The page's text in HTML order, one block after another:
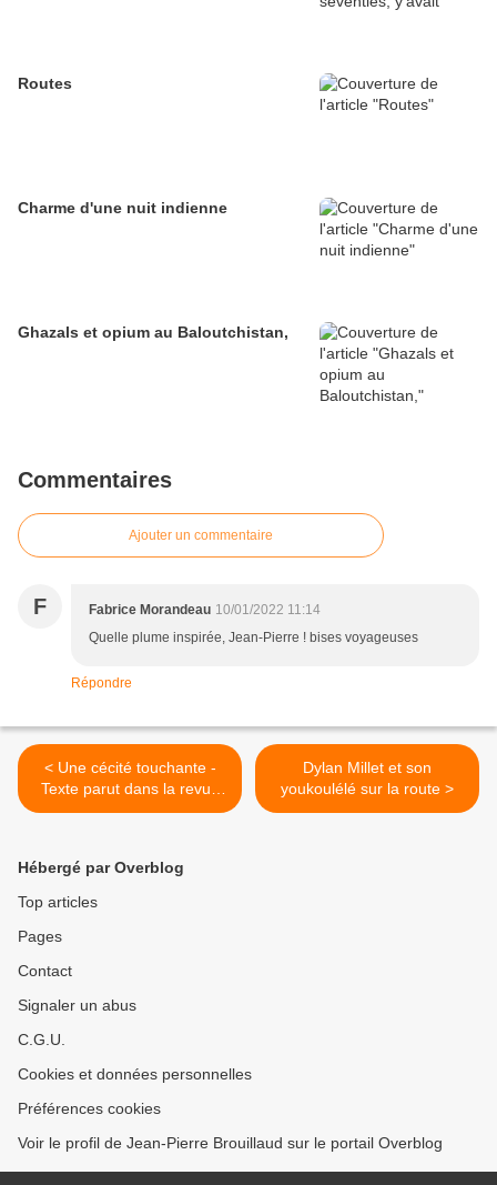
Routes
Charme d'une nuit indienne
Ghazals et opium au Baloutchistan,
Commentaires
Ajouter un commentaire
F Fabrice Morandeau 10/01/2022 11:14
Quelle plume inspirée, Jean-Pierre ! bises voyageuses
Répondre
< Une cécité touchante -
Texte parut dans la revue
PRATIQUES
Dylan Millet et son
youkoulélé sur la route >
Hébergé par Overblog
Top articles
Pages
Contact
Signaler un abus
C.G.U.
Cookies et données personnelles
Préférences cookies
Voir le profil de Jean-Pierre Brouillaud sur le portail Overblog